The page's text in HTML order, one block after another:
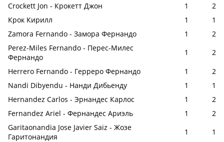
Crockett Jon - Крокетт Джон
1
2
Крок Кирилл
1
1
Zamora Fernando - Замора Фернандо
1
2
Perez-Miles Fernando - Перес-Милес
Фернандо
1
2
Herrero Fernando - Герреро Фернандо
1
2
Nandi Dibyendu - Нанди Дибьенду
1
1
Hernandez Carlos - Эрнандес Карлос
1
2
Fernandez Ariel - Фернандес Ариэль
1
2
Garitaonandia Jose Javier Saiz - Жозе
Гаритонандия
1
1